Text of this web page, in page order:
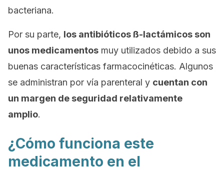
bacteriana.
Por su parte, los antibióticos ß-lactámicos son
unos medicamentos muy utilizados debido a sus
buenas características farmacocinéticas. Algunos
se administran por vía parenteral y cuentan con
un margen de seguridad relativamente
amplio.
¿Cómo funciona este
medicamento en el